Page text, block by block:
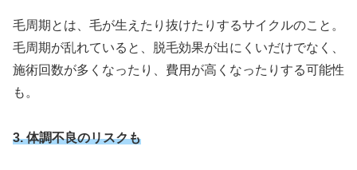
毛周期とは、毛が生えたり抜けたりするサイクルのこと。
毛周期が乱れていると、脱毛効果が出にくいだけでなく、
施術回数が多くなったり、費用が高くなったりする可能性
も。
3. 体調不良のリスクも